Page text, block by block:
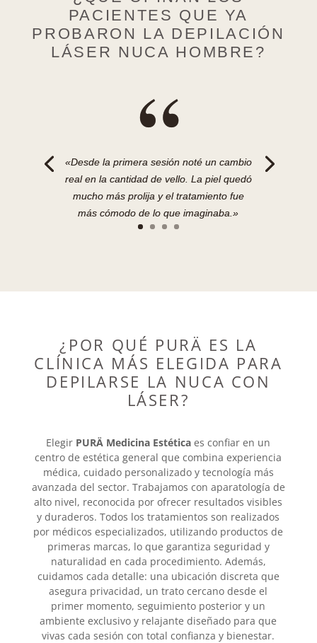
PACIENTES QUE YA
PROBARON LA DEPILACIÓN
LÁSER NUCA HOMBRE?
“
«Desde la primera sesión noté un cambio
real en la cantidad de vello. La piel quedó
mucho más prolija y el tratamiento fue
más cómodo de lo que imaginaba.»
¿POR QUÉ PURÄ ES LA
CLÍNICA MÁS ELEGIDA PARA
DEPILARSE LA NUCA CON
LÁSER?
Elegir PURÄ Medicina Estética es confiar en un
centro de estética general que combina experiencia
médica, cuidado personalizado y tecnología más
avanzada del sector. Trabajamos con aparatología de
alto nivel, reconocida por ofrecer resultados visibles
y duraderos. Todos los tratamientos son realizados
por médicos especializados, utilizando productos de
primeras marcas, lo que garantiza seguridad y
naturalidad en cada procedimiento. Además,
cuidamos cada detalle: una ubicación discreta que
asegura privacidad, un trato cercano desde el
primer momento, seguimiento posterior y un
ambiente exclusivo y relajante diseñado para que
vivas cada sesión con total confianza y bienestar.